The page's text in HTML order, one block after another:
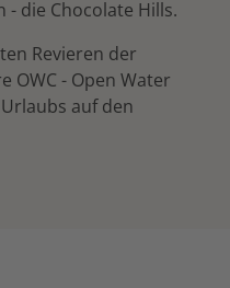
- die Chocolate Hills.
Revieren der
OWC - Open Water
auf den